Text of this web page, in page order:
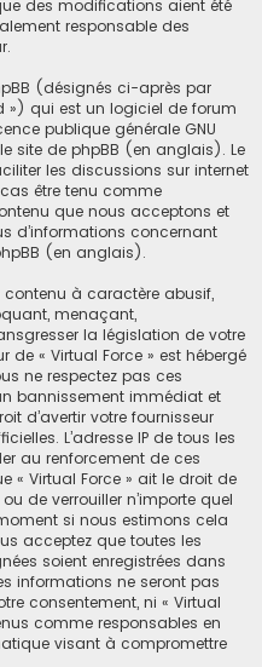
des modifications aient été
responsable des
(désignés ci-après par
») qui est un logiciel de forum
publique générale GNU
le site de phpBB (en anglais). Le
les discussions sur internet
être tenu comme
que nous acceptons et
d’informations concernant
(en anglais).
à caractère abusif,
menaçant,
la législation de votre
« Virtual Force » est hébergé
ne respectez pas ces
bannissement immédiat et
d’avertir votre fournisseur
L’adresse IP de tous les
au renforcement de ces
« Virtual Force » ait le droit de
de verrouiller n’importe quel
si nous estimons cela
acceptez que toutes les
soient enregistrées dans
informations ne seront pas
consentement, ni « Virtual
comme responsables en
visant à compromettre